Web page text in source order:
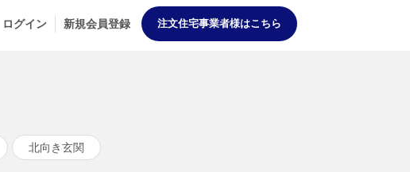
ログイン 新規会員登録 注文住宅事業者様はこちら
北向き玄関